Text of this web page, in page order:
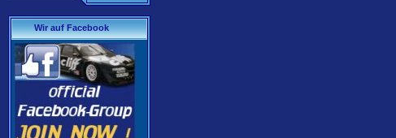
Wir auf Facebook